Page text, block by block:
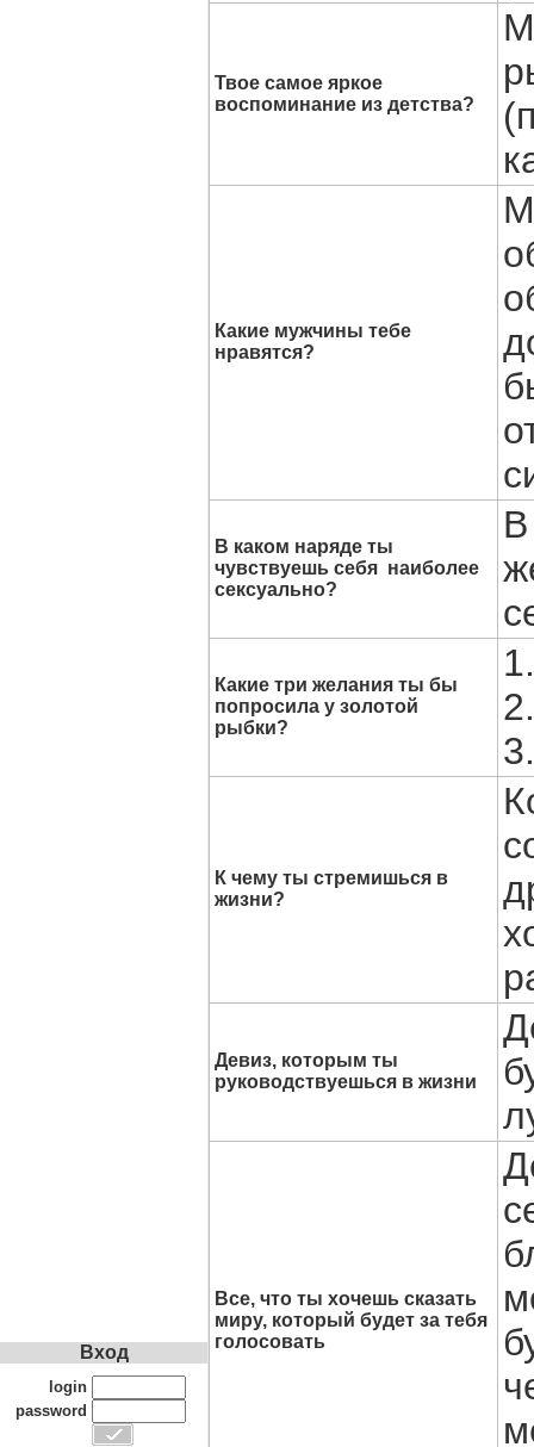
Твое самое яркое
воспоминание из детства?
Какие мужчины тебе
нравятся?
В каком наряде ты
чувствуешь себя наиболее
сексуально?
Какие три желания ты бы
попросила у золотой
рыбки?
К чему ты стремишься в
жизни?
Девиз, которым ты
руководствуешься в жизни
Все, что ты хочешь сказать
миру, который будет за тебя
голосовать
Вход
login
password